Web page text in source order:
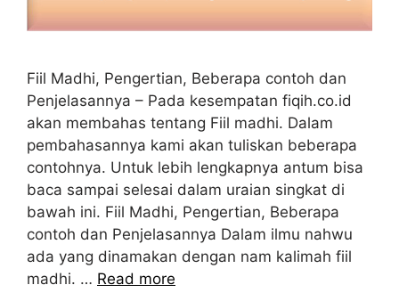
Fiil Madhi, Pengertian, Beberapa contoh dan
Penjelasannya – Pada kesempatan fiqih.co.id
akan membahas tentang Fiil madhi. Dalam
pembahasannya kami akan tuliskan beberapa
contohnya. Untuk lebih lengkapnya antum bisa
baca sampai selesai dalam uraian singkat di
bawah ini. Fiil Madhi, Pengertian, Beberapa
contoh dan Penjelasannya Dalam ilmu nahwu
ada yang dinamakan dengan nam kalimah fiil
madhi. … Read more